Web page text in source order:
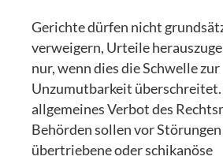
Gerichte dürfen nicht
verweigern, Urteile
nur, wenn dies die Schwelle zur
Unzumutbarkeit überschreitet.
allgemeines Verbot des
Behörden sollen vor
übertriebene oder schikanöse